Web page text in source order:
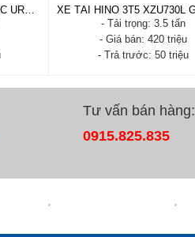
- Tải trọng: 3 tấn
- Trả trước: 150 triệu
Xem chi tiết Đặt hàng
BAN XE CAU 3T45 CAN UNIC URV375 THUNG 5.2M
- Tải trọng: 3.5 tấn
- Giá bán: 420 triệu
- Trả trước: 50 triệu
CẨU UNIC 3 TẤN URV340
- Xuất xứ: Nhật Bản
- Tình trạng: Còn hàng
- Năm sản xuất: 2020
Tư vấn bán hàng:
0915.825.835